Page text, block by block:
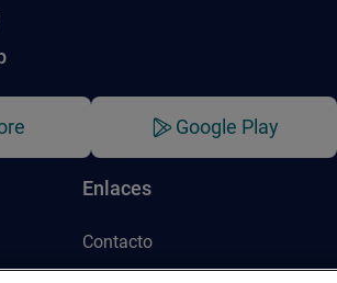
Google Play
Enlaces
Contacto